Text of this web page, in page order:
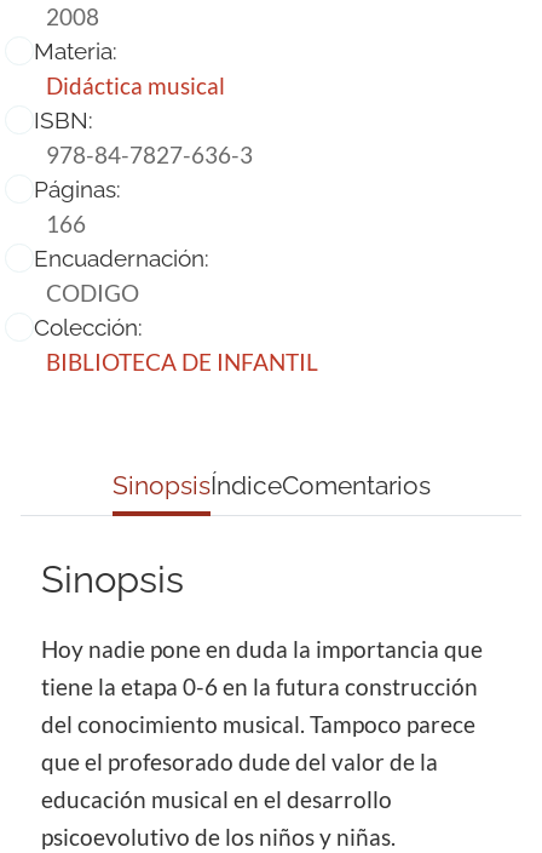
2008
Materia:
Didáctica musical
ISBN:
978-84-7827-636-3
Páginas:
166
Encuadernación:
CODIGO
Colección:
BIBLIOTECA DE INFANTIL
SinopsisÍndiceComentarios
Sinopsis
Hoy nadie pone en duda la importancia que
tiene la etapa 0-6 en la futura construcción
del conocimiento musical. Tampoco parece
que el profesorado dude del valor de la
educación musical en el desarrollo
psicoevolutivo de los niños y niñas.